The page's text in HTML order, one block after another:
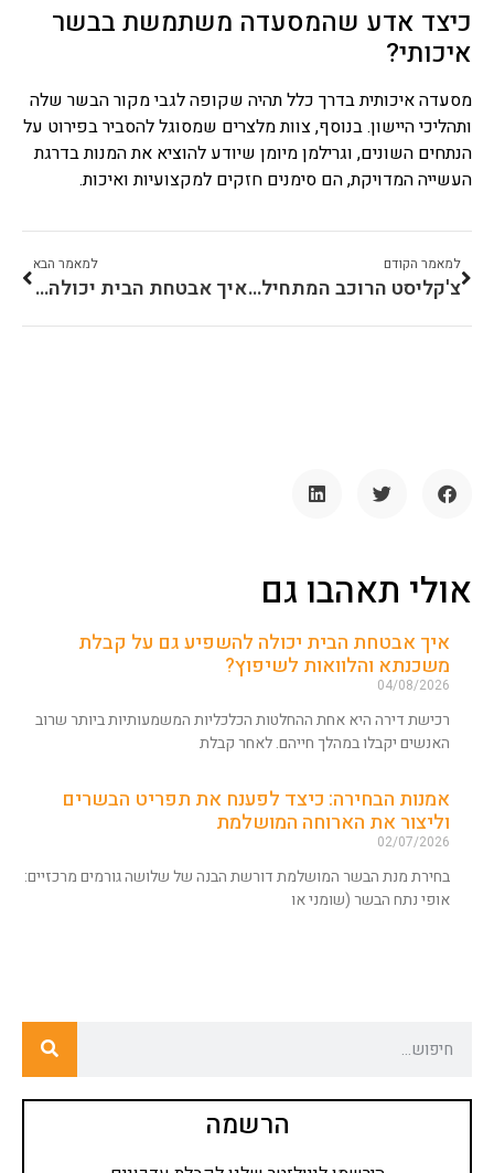
כיצד אדע שהמסעדה משתמשת בבשר
איכותי?
מסעדה איכותית בדרך כלל תהיה שקופה לגבי מקור הבשר שלה
ותהליכי היישון. בנוסף, צוות מלצרים שמסוגל להסביר בפירוט על
הנתחים השונים, וגרילמן מיומן שיודע להוציא את המנות בדרגת
העשייה המדויקת, הם סימנים חזקים למקצועיות ואיכות.
למאמר הקודם
צ'קליסט הרוכב המתחיל: ציוד חיוני לפני היציאה לכביש
למאמר הבא
איך אבטחת הבית יכולה להשפיע גם על קבלת משכנתא והלוואות לשיפוץ?
אולי תאהבו גם
איך אבטחת הבית יכולה להשפיע גם על קבלת
משכנתא והלוואות לשיפוץ?
04/08/2026
רכישת דירה היא אחת ההחלטות הכלכליות המשמעותיות ביותר שרוב
האנשים יקבלו במהלך חייהם. לאחר קבלת
אמנות הבחירה: כיצד לפענח את תפריט הבשרים
וליצור את הארוחה המושלמת
02/07/2026
בחירת מנת הבשר המושלמת דורשת הבנה של שלושה גורמים מרכזיים:
אופי נתח הבשר (שומני או
הרשמה